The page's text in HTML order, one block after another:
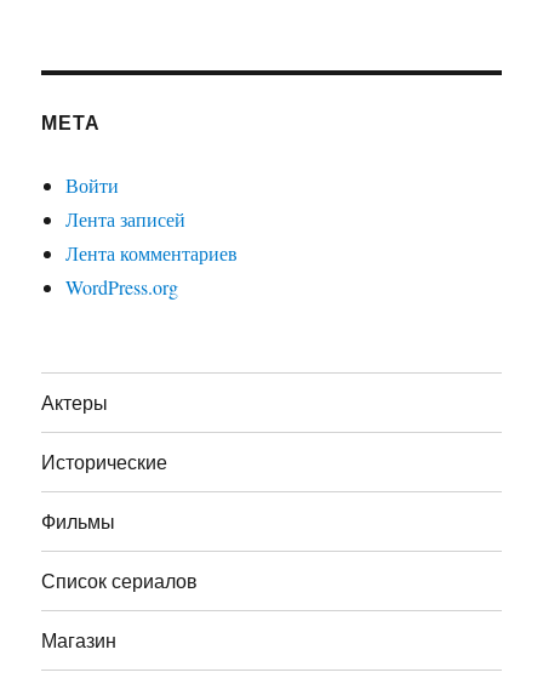
МЕТА
Войти
Лента записей
Лента комментариев
WordPress.org
Актеры
Исторические
Фильмы
Список сериалов
Магазин